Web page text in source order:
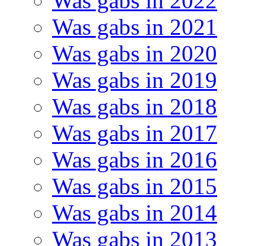
Was gabs in 2021
Was gabs in 2020
Was gabs in 2019
Was gabs in 2018
Was gabs in 2017
Was gabs in 2016
Was gabs in 2015
Was gabs in 2014
Was gabs in 2013